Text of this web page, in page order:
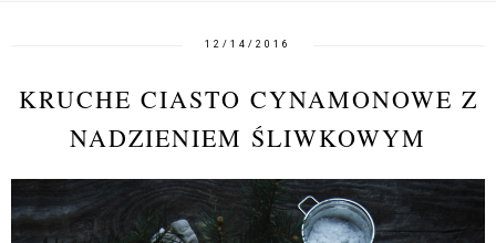
12/14/2016
KRUCHE CIASTO CYNAMONOWE Z
NADZIENIEM ŚLIWKOWYM